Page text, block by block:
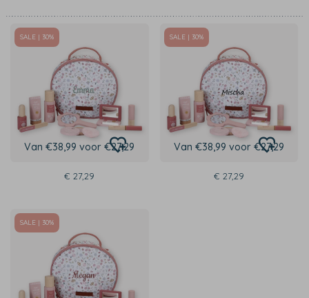
Van €38,99 voor €27,29
SALE | 30%
€ 27,29
Van €38,99 voor €27,29
SALE | 30%
€ 27,29
SALE | 30%